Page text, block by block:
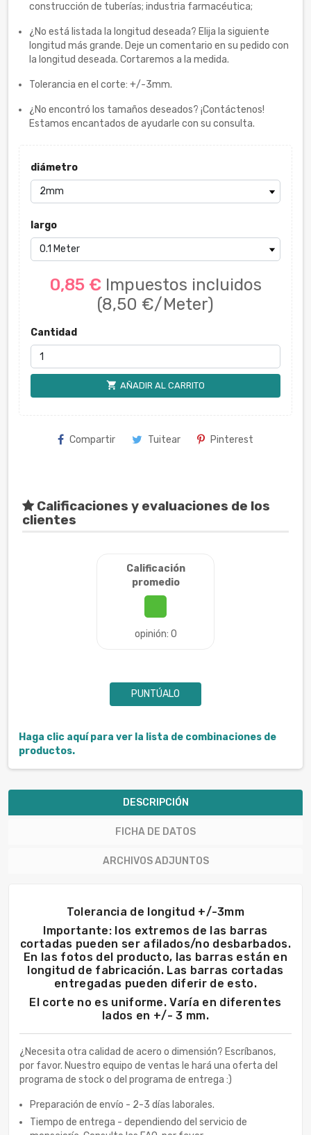
construcción de tuberías; industria farmacéutica;
¿No está listada la longitud deseada? Elija la siguiente
longitud más grande. Deje un comentario en su pedido con
la longitud deseada. Cortaremos a la medida.
Tolerancia en el corte: +/-3mm.
¿No encontró los tamaños deseados? ¡Contáctenos!
Estamos encantados de ayudarle con su consulta.
diámetro
largo
0,85 € Impuestos incluidos
(8,50 €/Meter)
Cantidad
shopping_cart AÑADIR AL CARRITO
Compartir Tuitear Pinterest
Calificaciones y evaluaciones de los
clientes
Calificación
promedio
opinión: 0
PUNTÚALO
Haga clic aquí para ver la lista de combinaciones de
productos.
DESCRIPCIÓN
FICHA DE DATOS
ARCHIVOS ADJUNTOS
Tolerancia de longitud +/-3mm
Importante: los extremos de las barras
cortadas pueden ser afilados/no desbarbados.
En las fotos del producto, las barras están en
longitud de fabricación. Las barras cortadas
entregadas pueden diferir de esto.
El corte no es uniforme. Varía en diferentes
lados en +/- 3 mm.
¿Necesita otra calidad de acero o dimensión? Escríbanos,
por favor. Nuestro equipo de ventas le hará una oferta del
programa de stock o del programa de entrega :)
Preparación de envío - 2-3 días laborales.
Tiempo de entrega - dependiendo del servicio de